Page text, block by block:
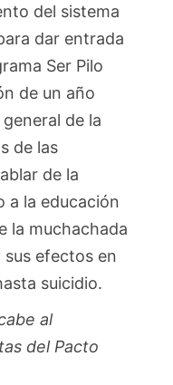
del sistema
dar entrada
Ser Pilo
de un año
de la
de las
de la
a la educación
la muchachada
sus efectos en
suicidio.
al
del Pacto